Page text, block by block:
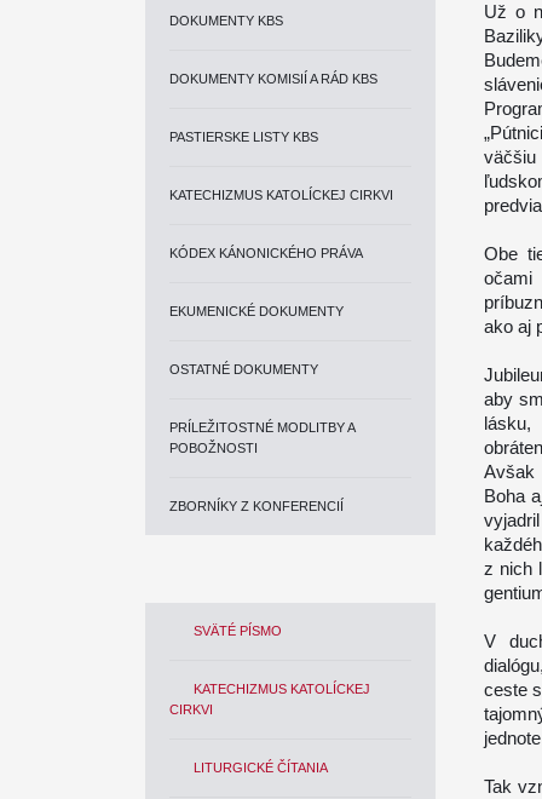
DOKUMENTY KBS
DOKUMENTY KOMISIÍ A RÁD KBS
PASTIERSKE LISTY KBS
KATECHIZMUS KATOLÍCKEJ CIRKVI
KÓDEX KÁNONICKÉHO PRÁVA
EKUMENICKÉ DOKUMENTY
OSTATNÉ DOKUMENTY
PRÍLEŽITOSTNÉ MODLITBY A
POBOŽNOSTI
ZBORNÍKY Z KONFERENCIÍ
SVÄTÉ PÍSMO
KATECHIZMUS KATOLÍCKEJ
CIRKVI
LITURGICKÉ ČÍTANIA
Už o
Obe
očami
ako aj
aby
Avšak
Boha
z nich
V
ceste
Tak